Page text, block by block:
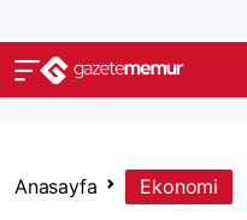
Anasayfa Ekonomi